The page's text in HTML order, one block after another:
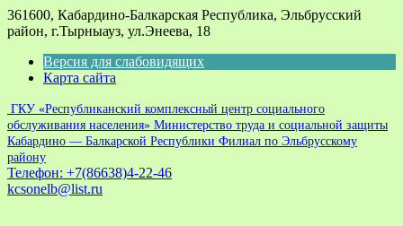
361600, Кабардино-Балкарская Республика, Эльбрусский
район, г.Тырныауз, ул.Энеева, 18
Версия для слабовидящих
Карта сайта
ГКУ «Республиканский комплексный центр социального
обслуживания населения» Министерство труда и социальной защиты
Кабардино — Балкарской Республики Филиал по Эльбрусскому
району
Телефон: +7(86638)4-22-46
kcsonelb@list.ru